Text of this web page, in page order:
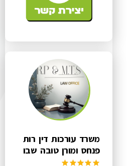
משרד עורכות דין רות
פנחס ומורן טובה שבו